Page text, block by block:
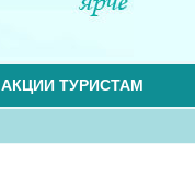
АКЦИИ ТУРИСТАМ